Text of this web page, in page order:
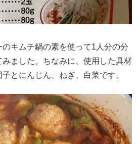
キムチ鍋の素を使って1人分の分
ました。ちなみに、使用した具材
とにんじん、ねぎ、白菜です。